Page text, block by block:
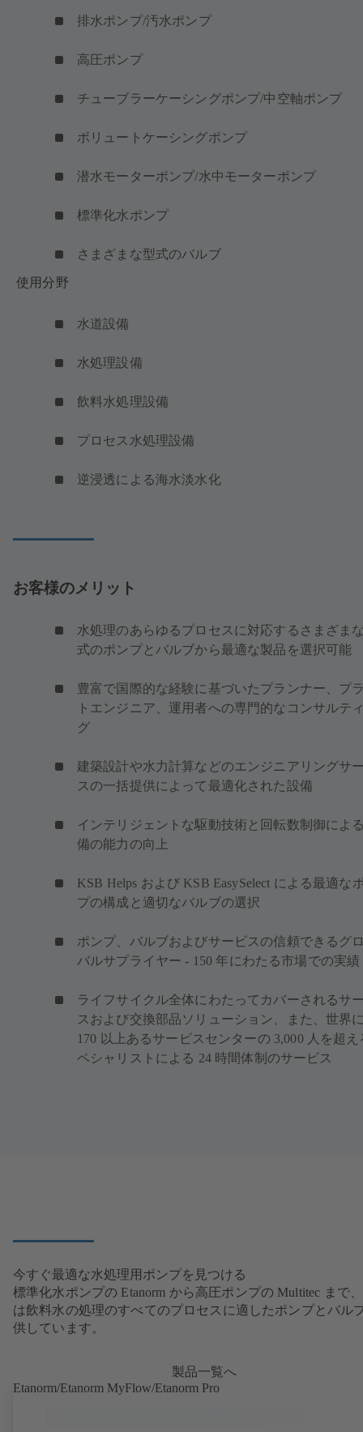
排水ポンプ/汚水ポンプ
高圧ポンプ
チューブラーケーシングポンプ/中空軸ポンプ
ボリュートケーシングポンプ
潜水モーターポンプ/水中モーターポンプ
標準化水ポンプ
さまざまな型式のバルブ
使用分野
水道設備
水処理設備
飲料水処理設備
プロセス水処理設備
逆浸透による海水淡水化
お客様のメリット
水処理のあらゆるプロセスに対応するさまざま
式のポンプとバルブから最適な製品を選択可能
豊富で国際的な経験に基づいたプランナー、プ
トエンジニア、運用者への専門的なコンサルテ
グ
建築設計や水力計算などのエンジニアリングサ
スの一括提供によって最適化された設備
インテリジェントな駆動技術と回転数制御によ
備の能力の向上
KSB Helps および KSB EasySelect による最適な
プの構成と適切なバルブの選択
ポンプ、バルブおよびサービスの信頼できるグ
バルサプライヤー - 150 年にわたる市場での実績
ライフサイクル全体にわたってカバーされるサ
スおよび交換部品ソリューション、また、世界
170 以上あるサービスセンターの 3,000 人を超え
ペシャリストによる 24 時間体制のサービス
今すぐ最適な水処理用ポンプを見つける
標準化水ポンプの Etanorm から高圧ポンプの Multitec まで
は飲料水の処理のすべてのプロセスに適したポンプとバル
供しています。
製品一覧へ
Etanorm/Etanorm MyFlow/Etanorm Pro